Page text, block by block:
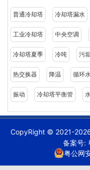
普通冷却塔 冷却塔漏水
工业冷却塔 中央空调
冷却塔夏季 冷吨 污
热交换器 降温 循环
振动 冷却塔平衡管
CopyRight © 2021-2026
备案号:
粤公网